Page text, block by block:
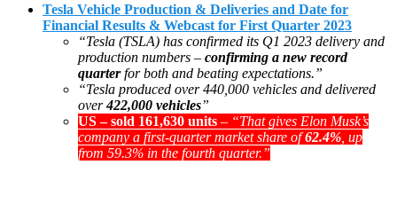
Tesla Vehicle Production & Deliveries and Date for
Financial Results & Webcast for First Quarter 2023
“Tesla (TSLA) has confirmed its Q1 2023 delivery and
production numbers – confirming a new record
quarterfor both and beating expectations.”
“Tesla produced over 440,000 vehicles and delivered
over422,000 vehicles”
US – sold 161,630 units – “That gives Elon Musk’s
company a first-quarter market share of62.4% , up
from 59.3% in the fourth quarter.”